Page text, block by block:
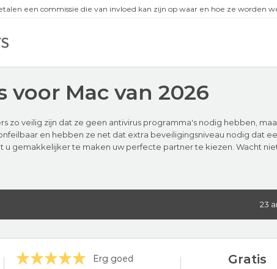
een commissie die van invloed kan zijn op waar en hoe ze worden
voor Mac van 2026
zo veilig zijn dat ze geen antivirus programma's nodig hebben,
en hebben ze net dat extra beveiligingsniveau nodig dat
gemakkelijker te maken uw perfecte partner te kiezen. Wacht
23
Erg goed Gratis